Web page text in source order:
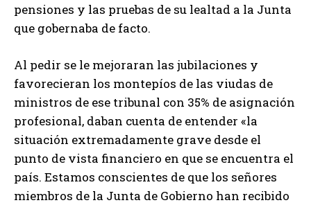
pensiones y las pruebas de su lealtad a la Junta
que gobernaba de facto.
Al pedir se le mejoraran las jubilaciones y
favorecieran los montepíos de las viudas de
ministros de ese tribunal con 35% de asignación
profesional, daban cuenta de entender «la
situación extremadamente grave desde el
punto de vista financiero en que se encuentra el
país. Estamos conscientes de que los señores
miembros de la Junta de Gobierno han recibido